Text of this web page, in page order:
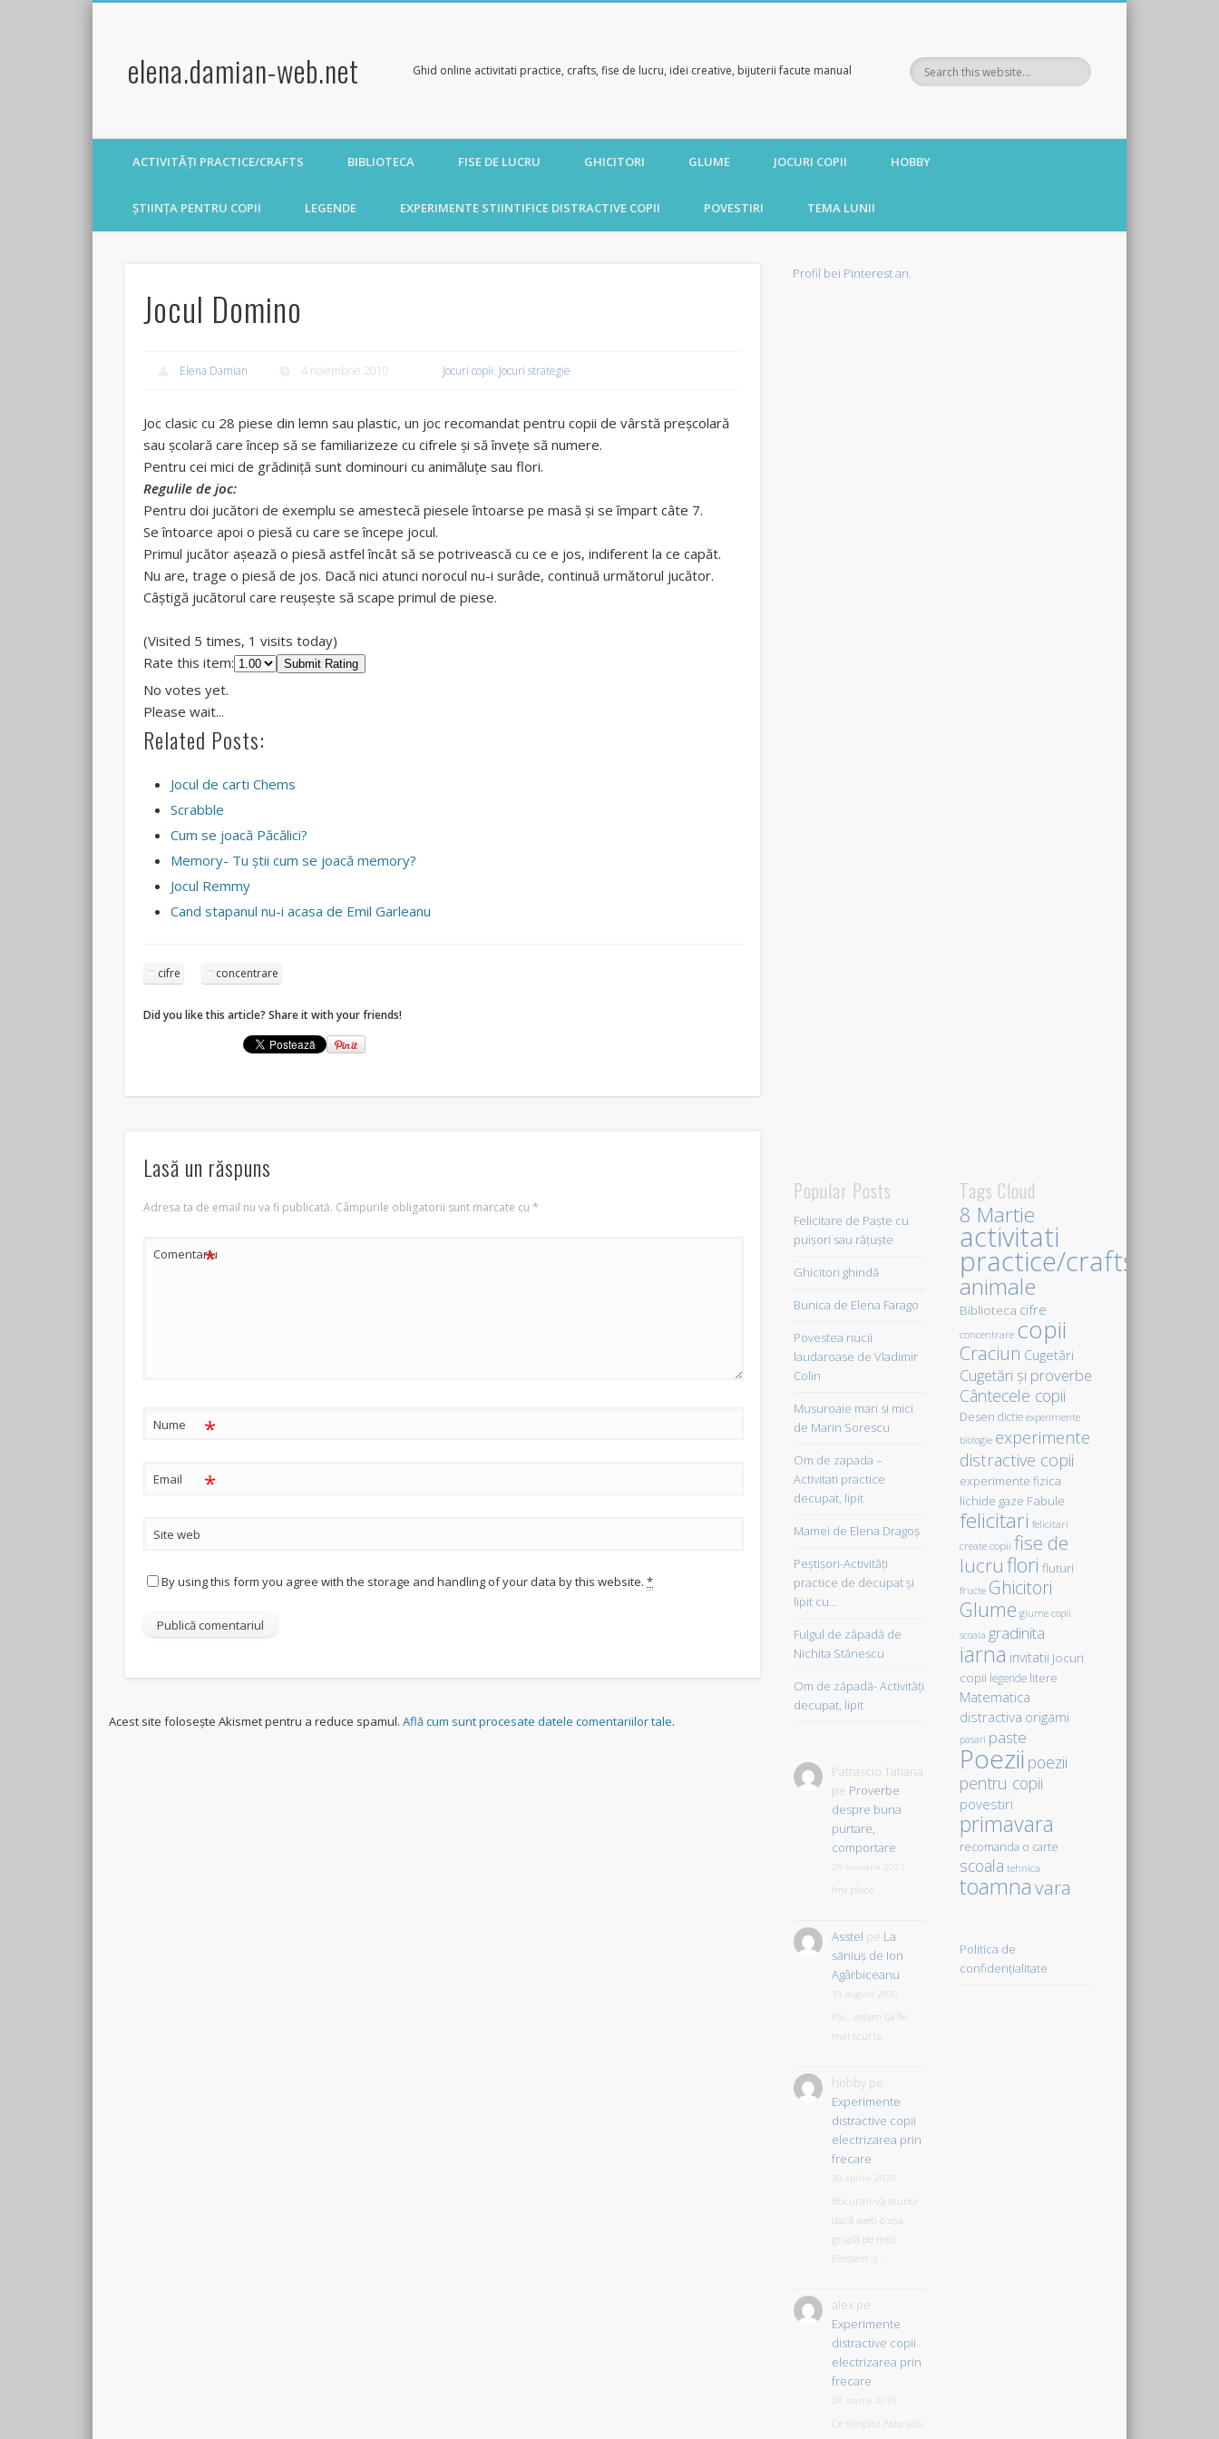
elena.damian-web.net Ghid online activitati practice, crafts, fise de lucru, idei creative, bijuterii facute manual
ACTIVITĂȚI PRACTICE/CRAFTS BIBLIOTECA FISE DE LUCRU GHICITORI GLUME JOCURI COPII HOBBY
ȘTIINȚA PENTRU COPII LEGENDE EXPERIMENTE STIINTIFICE DISTRACTIVE COPII POVESTIRI TEMA LUNII
Jocul Domino
Elena Damian 4 noiembrie 2010 Jocuri copii, Jocuri strategie
Joc clasic cu 28 piese din lemn sau plastic, un joc recomandat pentru copii de vârstă preşcolară
sau şcolară care încep să se familiarizeze cu cifrele şi să înveţe să numere.
Pentru cei mici de grădiniţă sunt dominouri cu animăluţe sau flori.
Regulile de joc:
Pentru doi jucători de exemplu se amestecă piesele întoarse pe masă şi se împart câte 7.
Se întoarce apoi o piesă cu care se începe jocul.
Primul jucător aşează o piesă astfel încât să se potrivească cu ce e jos, indiferent la ce capăt.
Nu are, trage o piesă de jos. Dacă nici atunci norocul nu-i surâde, continuă următorul jucător.
Câştigă jucătorul care reuşeşte să scape primul de piese.
(Visited 5 times, 1 visits today)
Rate this item:
Submit Rating
No votes yet.
Please wait...
Related Posts:
Jocul de carti Chems
Scrabble
Cum se joacă Păcălici?
Memory- Tu ştii cum se joacă memory?
Jocul Remmy
Cand stapanul nu-i acasa de Emil Garleanu
cifre concentrare
Did you like this article? Share it with your friends!
Lasă un răspuns
Adresa ta de email nu va fi publicată. Câmpurile obligatorii sunt marcate cu*
Comentariu
*
Nume *
Email *
Site web
By using this form you agree with the storage and handling of your data by this website.*
Acest site folosește Akismet pentru a reduce spamul.Află cum sunt procesate datele comentariilor tale.
Profil bei Pinterest an.
Popular Posts
Felicitare de Paște cu
puișori sau rățuște
Ghicitori ghindă
Bunica de Elena Farago
Povestea nucii
laudaroase de Vladimir
Colin
Musuroaie mari si mici
de Marin Sorescu
Om de zapada –
Activitati practice
decupat, lipit
Mamei de Elena Dragoş
Peştişori-Activităţi
practice de decupat şi
lipit cu…
Fulgul de zăpadă de
Nichita Stănescu
Om de zăpadă- Activităţi
decupat, lipit
Patrașcio Tatiana
pe Proverbe
despre buna
purtare,
comportare
28 ianuarie 2021
îmi place
Asstel pe La
săniuş de Ion
Agârbiceanu
31 august 2020
Pai...voiam sa fie
mai scurta. .
hobbype
Experimente
distractive copii
electrizarea prin
frecare
30 aprilie 2020
Bucurați-vă atunci
dacă aveți o așa
grupă de mici
Einstein :)...
alexpe
Experimente
distractive copii
electrizarea prin
frecare
28 martie 2019
Ce simplu! Asta știu
Tags Cloud
8 Martie
activitati
practice/crafts
animale
Biblioteca cifre
concentrare copii
Craciun Cugetări
Cugetări şi proverbe
Cântecele copii
Desen dictie experimente
biologie experimente
distractive copii
experimente fizica
lichide gaze Fabule
felicitari felicitari
create copii fise de
lucruflori fluturi
fructe Ghicitori
Glume glume copii
scoala gradinita
iarna invitatii Jocuri
copii legende litere
Matematica
distractiva origami
pasari paste
Poezii poezii
pentru copii
povestiri
primavara
recomanda o carte
scoala tehnica
toamnavara
Politica de
confidențialitate